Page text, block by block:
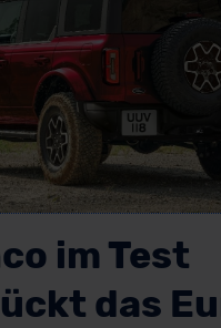
im Test
das